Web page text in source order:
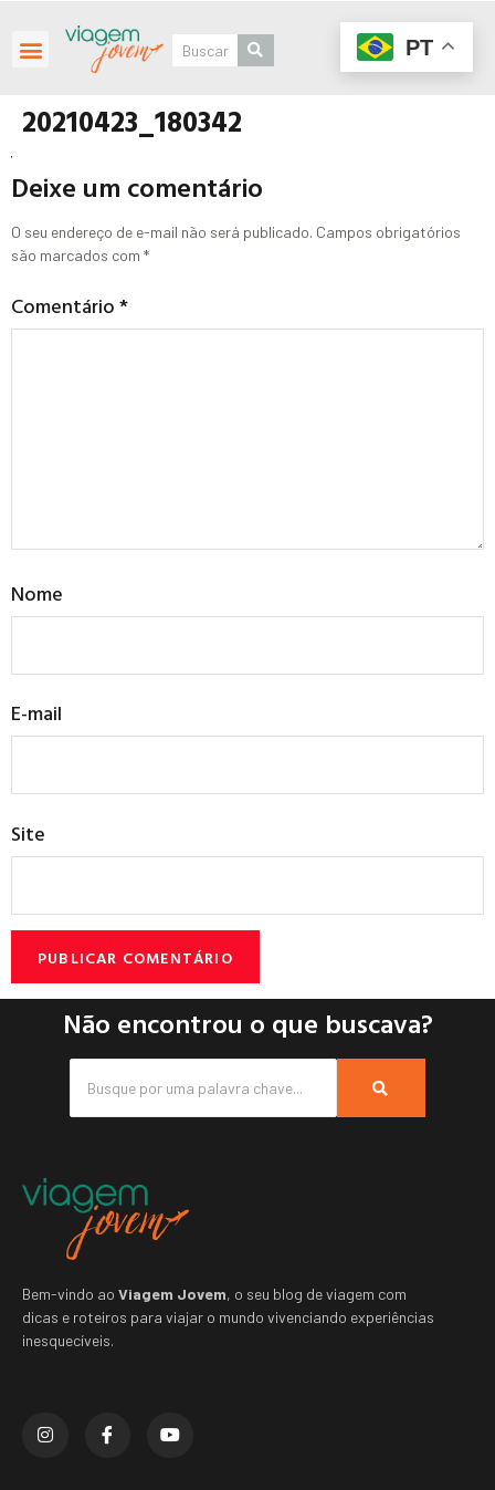
20210423_180342
Deixe um comentário
O seu endereço de e-mail não será publicado. Campos obrigatórios
são marcados com *
Comentário*
Nome
E-mail
Site
Não encontrou o que buscava?
Bem-vindo ao Viagem Jovem, o seu blog de viagem com
dicas e roteiros para viajar o mundo vivenciando experiências
inesquecíveis.
PT